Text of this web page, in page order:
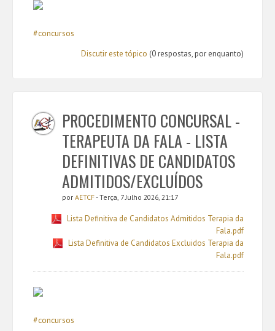
#concursos
Discutir este tópico (0 respostas, por enquanto)
PROCEDIMENTO CONCURSAL -
TERAPEUTA DA FALA - LISTA
DEFINITIVAS DE CANDIDATOS
ADMITIDOS/EXCLUÍDOS
por AETCF- Terça, 7 Julho 2026, 21:17
Lista Definitiva de Candidatos Admitidos Terapia da
Fala.pdf
Lista Definitiva de Candidatos Excluidos Terapia da
Fala.pdf
#concursos